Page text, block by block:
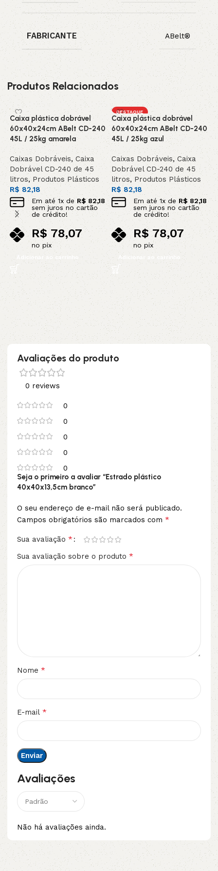
FABRICANTE ABelt®
Produtos Relacionados
Caixa plástica dobrável
60x40x24cm ABelt CD-240
45L / 25kg amarela
Caixas Dobráveis, Caixa
Dobrável CD-240 de 45
litros, Produtos Plásticos
R$ 82,18
Em até1x de R$82,18
sem juros no cartão
de crédito!
R$78,07
no pix
Adicionar ao carrinho
DESTAQUE
Caixa plástica dobrável
60x40x24cm ABelt CD-240
45L / 25kg azul
Caixas Dobráveis,Caixa
Dobrável CD-240 de 45
litros,Produtos Plásticos
R$ 82,18
Em até 1x deR$ 82,18
sem juros no cartão
de crédito!
R$78,07
no pix
Adicionar ao carrinho
Avaliações do produto
0 reviews
0
0
0
0
0
Avaliações
Não há avaliações ainda.
Seja o primeiro a avaliar “Estrado plástico
40x40x13,5cm branco”
O seu endereço de e-mail não será publicado.
Campos obrigatórios são marcados com *
Sua avaliação *
Sua avaliação sobre o produto *
Nome *
E-mail *